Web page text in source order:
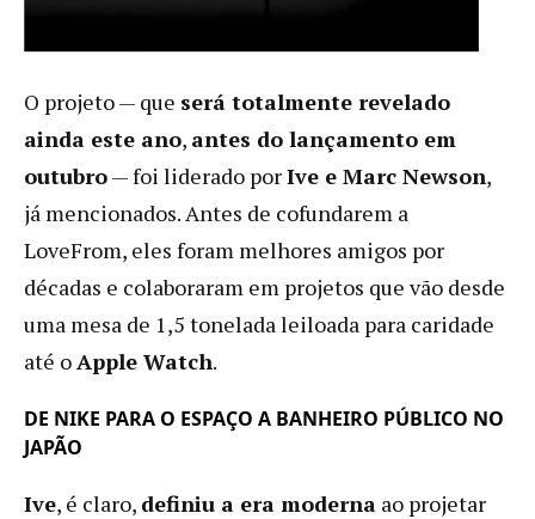
O projeto — que será totalmente revelado
ainda este ano, antes do lançamento em
outubro— foi liderado porIve e Marc Newson,
já mencionados. Antes de cofundarem a
LoveFrom, eles foram melhores amigos por
décadas e colaboraram em projetos que vão desde
uma mesa de 1,5 tonelada leiloada para caridade
até oApple Watch.
DE NIKE PARA O ESPAÇO A BANHEIRO PÚBLICO NO
JAPÃO
Ive, é claro, definiu a era moderna ao projetar